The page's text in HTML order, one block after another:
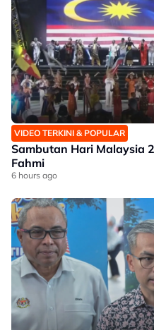
VIDEO TERKINI & POPULAR
Sambutan Hari Malaysia
Fahmi
6 hours ago